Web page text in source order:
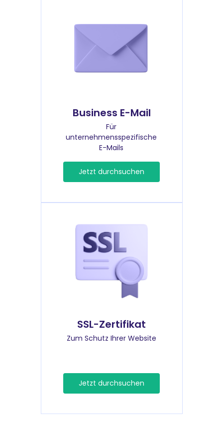
Business E-Mail
Für
unternehmensspezifische
E-Mails
Jetzt durchsuchen
SSL-Zertifikat
Zum Schutz Ihrer Website
Jetzt durchsuchen